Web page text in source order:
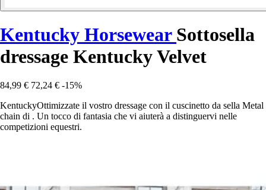
Kentucky Horsewear Sottosella
dressage Kentucky Velvet
84,99 € 72,24 € -15%
KentuckyOttimizzate il vostro dressage con il cuscinetto da sella Metal
chain di . Un tocco di fantasia che vi aiuterà a distinguervi nelle
competizioni equestri.